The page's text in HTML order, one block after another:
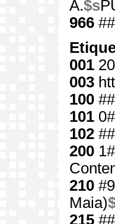
A.$s
966 ##
001
003
100 ##
101 0#
102 ##
200 1#
210 #9
Maia)
215 ##